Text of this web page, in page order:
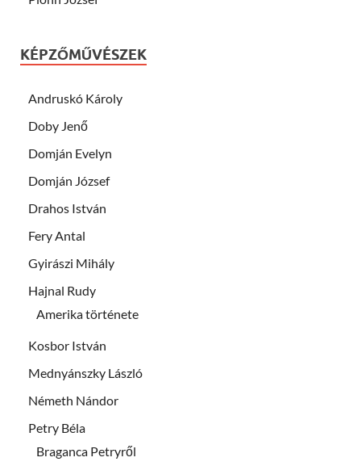
KÉPZŐMŰVÉSZEK
Andruskó Károly
Doby Jenő
Domján Evelyn
Domján József
Drahos István
Fery Antal
Gyirászi Mihály
Hajnal Rudy
Amerika története
Kosbor István
Mednyánszky László
Németh Nándor
Petry Béla
Braganca Petryről